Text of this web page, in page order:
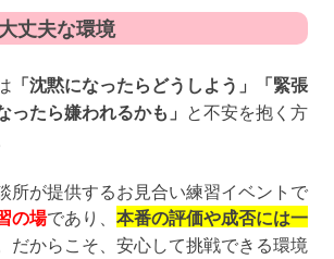
丈夫な環境
「沈黙になったらどうしよう」「緊張
ったら嫌われるかも」 と不安を抱く方
所が提供するお見合い練習イベントで
の場であり、 本番の評価や成否には一
だからこそ、安心して挑戦できる環境